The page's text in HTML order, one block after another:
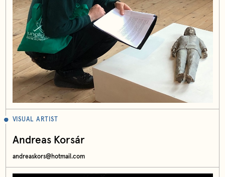
VISUAL ARTIST
Andreas Korsár
andreaskors@hotmail.com